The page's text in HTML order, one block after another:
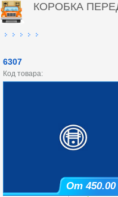
КОРОБКА
6307
Код товара:
От 450.00